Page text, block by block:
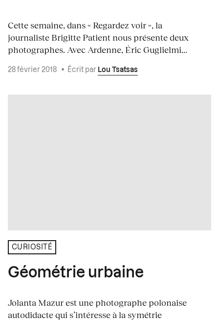
Cette semaine, dans « Regardez voir », la
journaliste Brigitte Patient nous présente deux
photographes. Avec Ardenne, Éric Guglielmi...
28 février 2018 • Écrit par Lou Tsatsas
CURIOSITÉ
Géométrie urbaine
Jolanta Mazur est une photographe polonaise
autodidacte qui s’intéresse à la symétrie